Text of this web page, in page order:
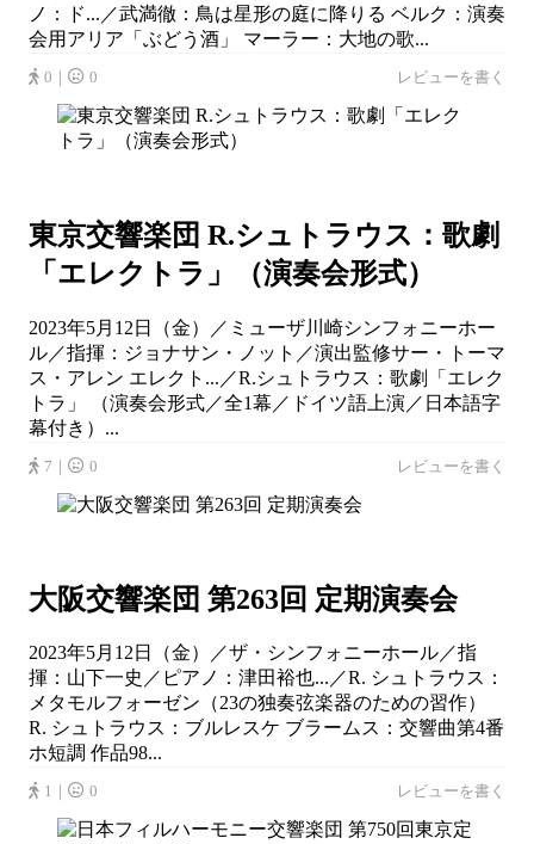
ノ：ド...／武満徹：鳥は星形の庭に降りる ベルク：演奏
会用アリア「ぶどう酒」 マーラー：大地の歌...
0｜ 0 レビューを書く
東京交響楽団 R.シュトラウス：歌劇
「エレクトラ」（演奏会形式）
2023年5月12日（金）／ミューザ川崎シンフォニーホー
ル／指揮：ジョナサン・ノット／演出監修サー・トーマ
ス・アレン エレクト...／R.シュトラウス：歌劇「エレク
トラ」 （演奏会形式／全1幕／ドイツ語上演／日本語字
幕付き）...
7｜ 0 レビューを書く
大阪交響楽団 第263回 定期演奏会
2023年5月12日（金）／ザ・シンフォニーホール／指
揮：山下一史／ピアノ：津田裕也...／R. シュトラウス：
メタモルフォーゼン（23の独奏弦楽器のための習作）
R. シュトラウス：ブルレスケ ブラームス：交響曲第4番
ホ短調 作品98...
1｜ 0 レビューを書く